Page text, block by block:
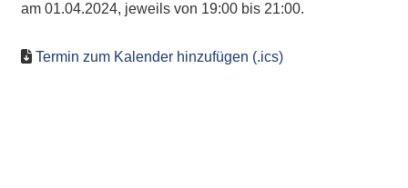
am 01.04.2024, jeweils von 19:00 bis 21:00.
Termin zum Kalender hinzufügen (.ics)